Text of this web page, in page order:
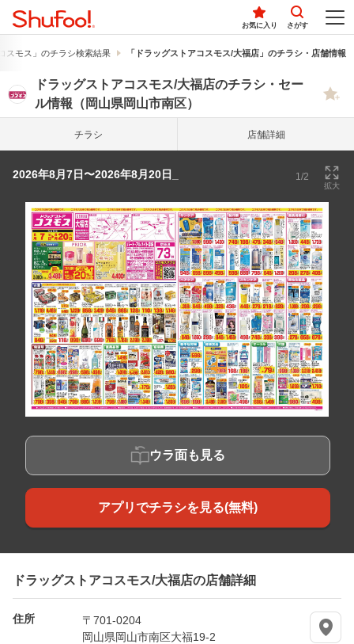
お気に入り さがす
スモス」のチラシ検索結果 「ドラッグストアコスモス/大福店」のチラシ・店舗情報
ドラッグストアコスモス/大福店のチラシ・セー
ル情報（岡山県岡山市南区）
チラシ 店舗詳細
2026年8月7日〜2026年8月20日_ 1/2
拡大
ウラ面も見る
アプリでチラシを見る(無料)
ドラッグストアコスモス/大福店の店舗詳細
住所
〒701-0204
岡山県岡山市南区大福19-2